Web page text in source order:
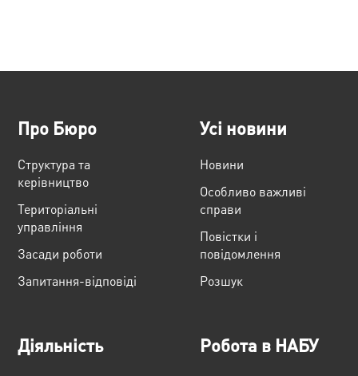
Про Бюро
Структура та
керівництво
Територіальні
управління
Засади роботи
Запитання-відповіді
Усі новини
Новини
Особливо важливі
справи
Повістки і
повідомлення
Розшук
Діяльність Робота в НАБУ